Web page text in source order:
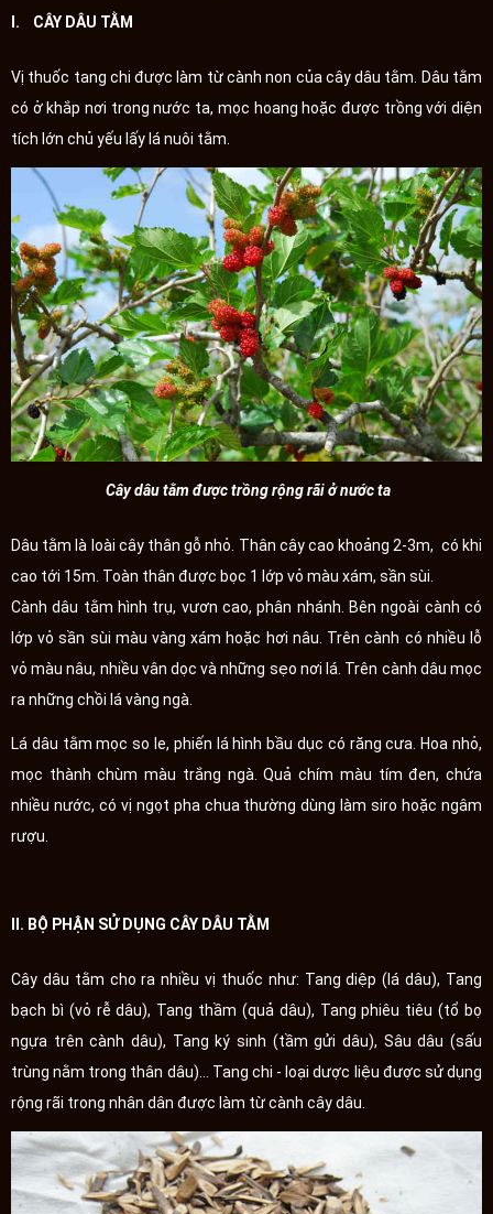
I. CÂY DÂU TẰM
Vị thuốc tang chi được làm từ cành non của cây dâu tằm. Dâu tằm
có ở khắp nơi trong nước ta, mọc hoang hoặc được trồng với diện
tích lớn chủ yếu lấy lá nuôi tằm.
Cây dâu tằm được trồng rộng rãi ở nước ta
Dâu tằm là loài cây thân gỗ nhỏ. Thân cây cao khoảng 2-3m, có khi
cao tới 15m. Toàn thân được bọc 1 lớp vỏ màu xám, sần sùi.
Cành dâu tằm hình trụ, vươn cao, phân nhánh. Bên ngoài cành có
lớp vỏ sần sùi màu vàng xám hoặc hơi nâu. Trên cành có nhiều lỗ
vỏ màu nâu, nhiều vân dọc và những sẹo nơi lá. Trên cành dâu mọc
ra những chồi lá vàng ngà.
Lá dâu tằm mọc so le, phiến lá hình bầu dục có răng cưa. Hoa nhỏ,
mọc thành chùm màu trắng ngà. Quả chím màu tím đen, chứa
nhiều nước, có vị ngọt pha chua thường dùng làm siro hoặc ngâm
rượu.
II. BỘ PHẬN SỬ DỤNG CÂY DÂU TẰM
Cây dâu tằm cho ra nhiều vị thuốc như: Tang diệp (lá dâu), Tang
bạch bì (vỏ rễ dâu), Tang thầm (quả dâu), Tang phiêu tiêu (tổ bọ
ngựa trên cành dâu), Tang ký sinh (tầm gửi dâu), Sâu dâu (sấu
trùng nằm trong thân dâu)… Tang chi - loại dược liệu được sử dụng
rộng rãi trong nhân dân được làm từ cành cây dâu.